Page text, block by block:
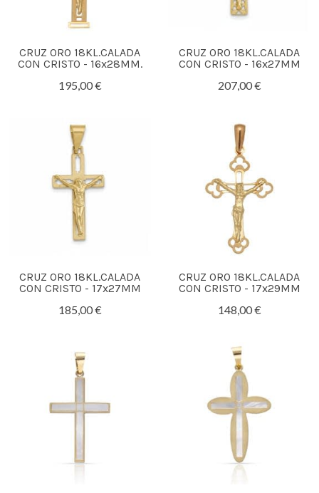
CRUZ ORO 18KL.CALADA
CON CRISTO - 16x28MM.
195,00 €
CRUZ ORO 18KL.CALADA
CON CRISTO - 16x27MM
207,00 €
CRUZ ORO 18KL.CALADA
CON CRISTO - 17x27MM
185,00 €
CRUZ ORO 18KL.CALADA
CON CRISTO - 17x29MM
148,00 €